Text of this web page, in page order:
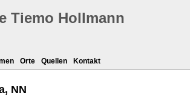
Tiemo Hollmann
Orte Quellen Kontakt
NN